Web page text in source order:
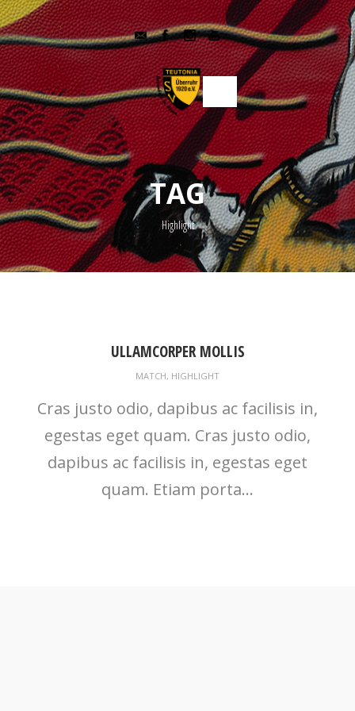
TAG
Highlight
ULLAMCORPER MOLLIS
MATCH, HIGHLIGHT
Cras justo odio, dapibus ac facilisis in,
egestas eget quam. Cras justo odio,
dapibus ac facilisis in, egestas eget
quam. Etiam porta...